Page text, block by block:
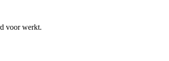
voor werkt.